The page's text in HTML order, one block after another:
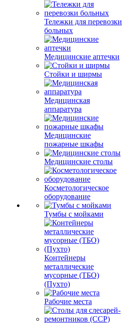
Тележки для перевозки
больных
Медицинские аптечки
Стойки и ширмы
Медицинская
аппаратура
Медицинские
пожарные шкафы
Медицинские столы
Косметологическое
оборудование
Тумбы с мойками
Контейнеры
металлические
мусорные (ТБО)
(Пухто)
Рабочие места